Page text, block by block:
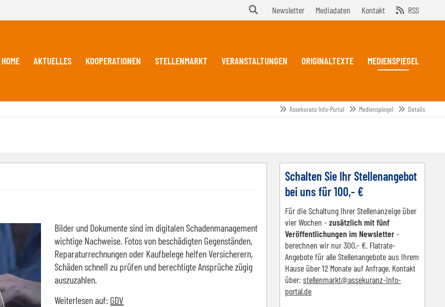
Newsletter Mediadaten Kontakt RSS
HOME AKTUELLES KOOPERATIONEN STELLENMARKT VERANSTALTUNGEN ORIGINALTEXTE MEDIENSPIEGEL
Assekuranz Info-Portal Medienspiegel Details
Bilder und Dokumente sind im digitalen Schadenmanagement
wichtige Nachweise. Fotos von beschädigten Gegenständen,
Reparaturrechnungen oder Kaufbelege helfen Versicherern,
Schäden schnell zu prüfen und berechtigte Ansprüche zügig
auszuzahlen.
Weiterlesen auf: GDV
Schalten Sie Ihr Stellenangebot
bei uns für 100,- €
Für die Schaltung Ihrer Stellenanzeige über
vier Wochen - zusätzlich mit fünf
Veröffentlichungen im Newsletter-
berechnen wir nur 300,- €. Flatrate-
Angebote für alle Stellenangebote aus Ihrem
Hause über 12 Monate auf Anfrage. Kontakt
über: stellenmarkt@assekuranz-info-
portal.de